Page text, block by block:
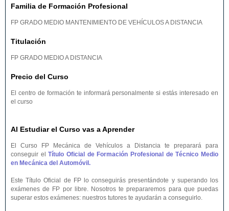
Familia de Formación Profesional
FP GRADO MEDIO MANTENIMIENTO DE VEHÍCULOS A DISTANCIA
Titulación
FP GRADO MEDIO A DISTANCIA
Precio del Curso
El centro de formación te informará personalmente si estás interesado en
el curso
Al Estudiar el Curso vas a Aprender
El Curso FP Mecánica de Vehículos a Distancia te preparará para
conseguir elTítulo Oficial de Formación Profesional de Técnico Medio
en Mecánica del Automóvil.
Este Título Oficial de FP lo conseguirás presentándote y superando los
exámenes de FP por libre. Nosotros te prepararemos para que puedas
superar estos exámenes: nuestros tutores te ayudarán a conseguirlo.